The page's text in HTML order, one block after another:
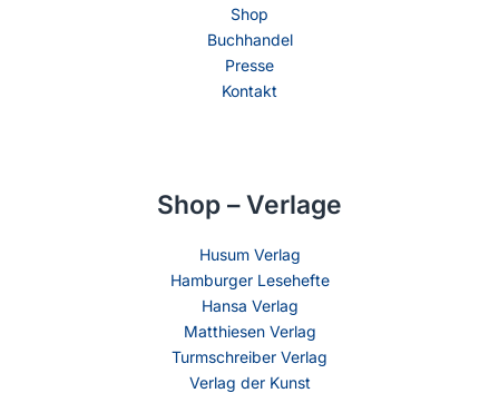
Shop
Buchhandel
Presse
Kontakt
Shop – Verlage
Husum Verlag
Hamburger Lesehefte
Hansa Verlag
Matthiesen Verlag
Turmschreiber Verlag
Verlag der Kunst